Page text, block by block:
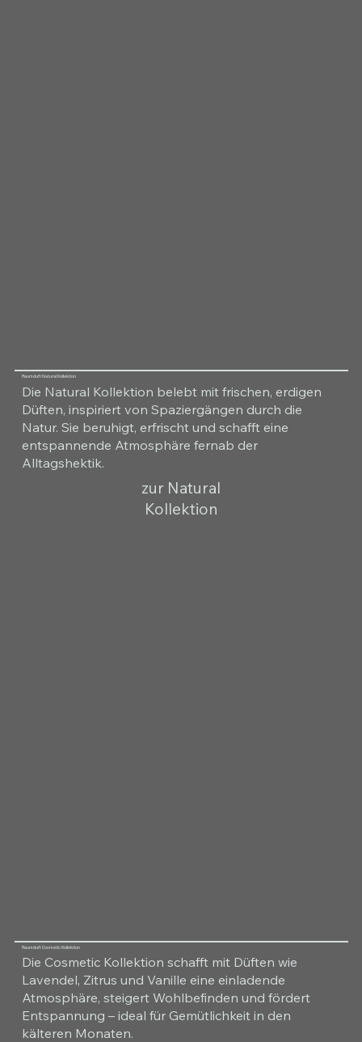
Raumduft Natural Kollektion
Die Natural Kollektion belebt mit frischen, erdigen
Düften, inspiriert von Spaziergängen durch die
Natur. Sie beruhigt, erfrischt und schafft eine
entspannende Atmosphäre fernab der
Alltagshektik.
zur Natural
Kollektion
Raumduft Cosmetic Kollektion
Die Cosmetic Kollektion schafft mit Düften wie
Lavendel, Zitrus und Vanille eine einladende
Atmosphäre, steigert Wohlbefinden und fördert
Entspannung – ideal für Gemütlichkeit in den
kälteren Monaten.